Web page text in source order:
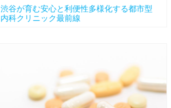
渋谷が育む安心と利便性多様化する都市型
内科クリニック最前線